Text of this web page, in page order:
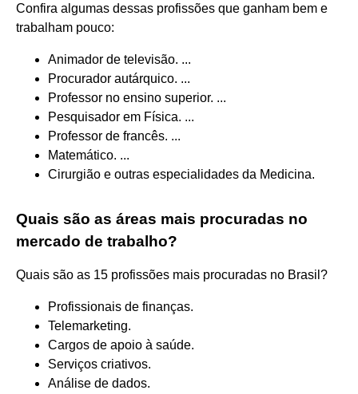
Confira algumas dessas profissões que ganham bem e
trabalham pouco:
Animador de televisão. ...
Procurador autárquico. ...
Professor no ensino superior. ...
Pesquisador em Física. ...
Professor de francês. ...
Matemático. ...
Cirurgião e outras especialidades da Medicina.
Quais são as áreas mais procuradas no
mercado de trabalho?
Quais são as 15 profissões mais procuradas no Brasil?
Profissionais de finanças.
Telemarketing.
Cargos de apoio à saúde.
Serviços criativos.
Análise de dados.